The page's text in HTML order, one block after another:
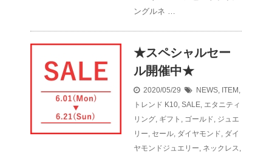
ングルネ …
★スペシャルセー
ル開催中★
2020/05/29 NEWS, ITEM,
トレンド K10, SALE, エタニティ
リング, ギフト , ゴールド, ジュエ
リー, セール, ダイヤモンド, ダイ
ヤモンドジュエリー, ネックレス,